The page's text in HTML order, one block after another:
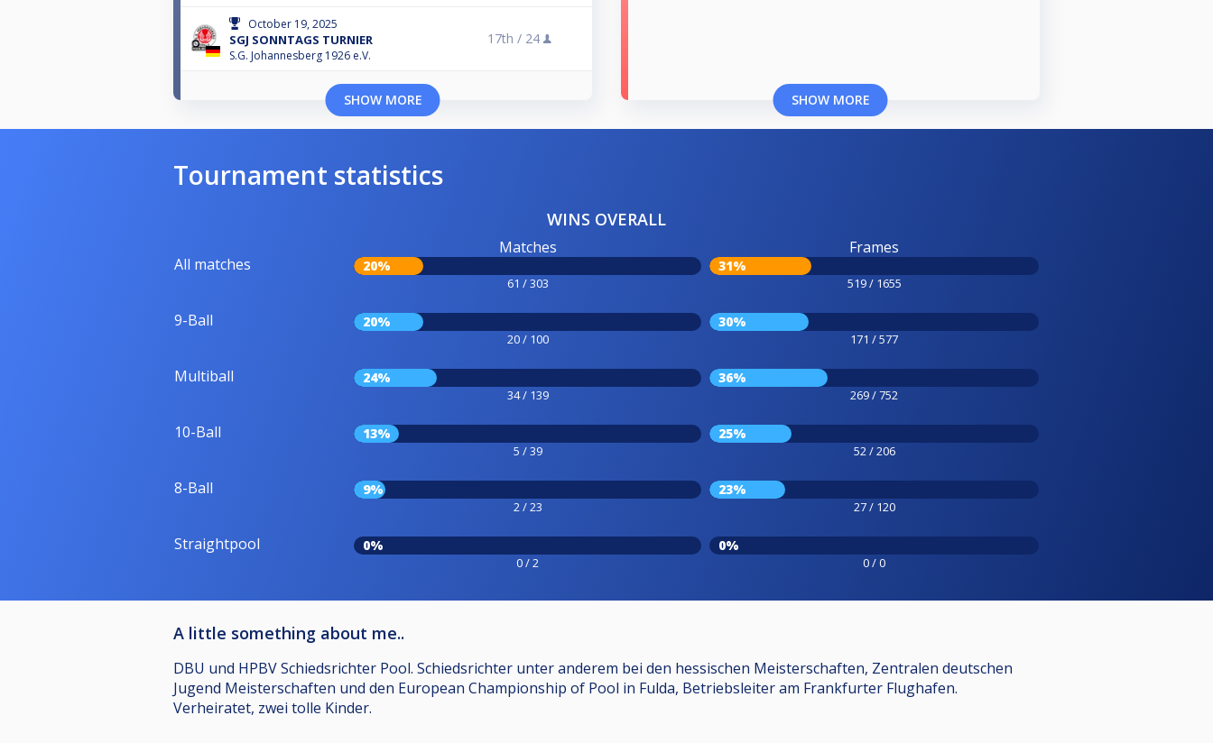
October 19, 2025
SGJ SONNTAGS TURNIER
S.G. Johannesberg 1926 e.V.
17th / 24
SHOW MORE SHOW MORE
Tournament statistics
WINS OVERALL
All matches
Matches
20%
61 / 303
Frames
31%
519 / 1655
9-Ball 20%
20 / 100
30%
171 / 577
Multiball 24%
34 / 139
36%
269 / 752
10-Ball 13%
5 / 39
25%
52 / 206
8-Ball 9%
2 / 23
23%
27 / 120
Straightpool 0%
0 / 2
0%
0 / 0
A little something about me..
DBU und HPBV Schiedsrichter Pool. Schiedsrichter unter anderem bei den hessischen Meisterschaften, Zentralen deutschen
Jugend Meisterschaften und den European Championship of Pool in Fulda, Betriebsleiter am Frankfurter Flughafen.
Verheiratet, zwei tolle Kinder.